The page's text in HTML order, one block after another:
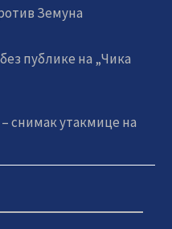
Земуна
публике на „Чика
снимак утакмице на